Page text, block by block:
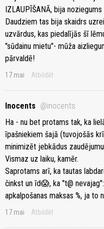
IZLAUPĪŠANĀ, bija
Daudziem tas bija skaidrs
uzvārdus, kas piedalījās šī
"sūdainu mietu"- mūža
pārvaldē!
17.mai Atbildēt
Inocents @inocents
Ha - nu bet protams tak, ka
īpašniekiem šajā (tuvojošās
minimizēt jebkādus
Vismaz uz laiku, kamēr.
Saprotams arī, ka tautas
činkst un īd😱, ka "t@
apkalpošanas maksas %, ja to
17.mai Atbildēt